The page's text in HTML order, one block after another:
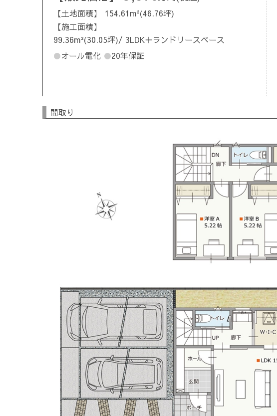
土地面積
154.61m²(46.76坪)
施工面積
99.36m²(30.05坪)/ 3LDK＋ランドリースペース
オール電化
20年保証
間取り